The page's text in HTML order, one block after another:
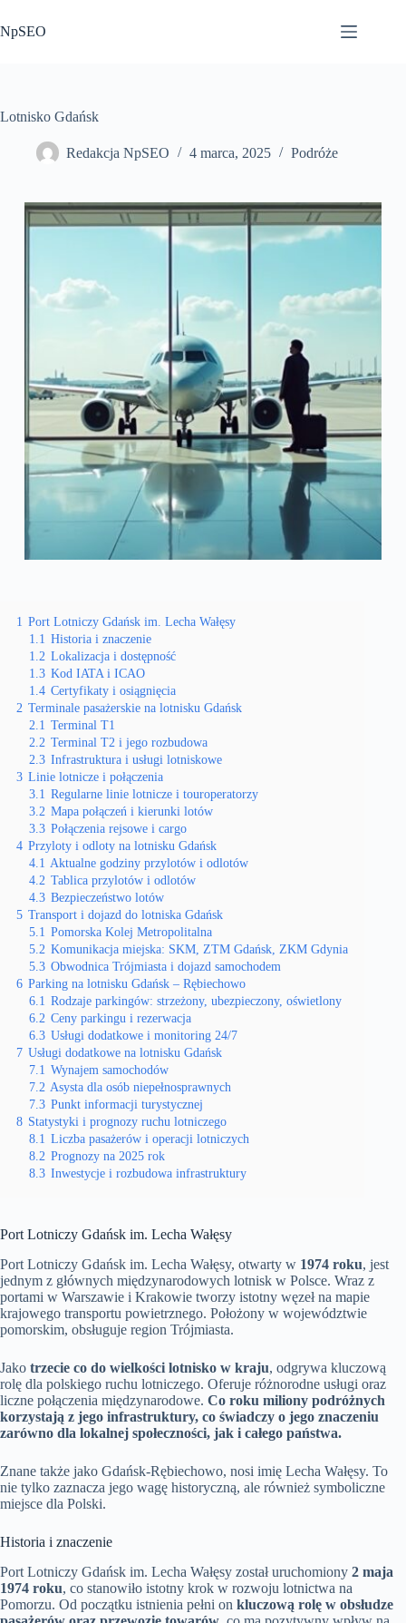
do
treści
NpSEO
Lotnisko Gdańsk
Redakcja NpSEO 4 marca, 2025 Podróże
1 Port Lotniczy Gdańsk im. Lecha Wałęsy
1.1 Historia i znaczenie
1.2 Lokalizacja i dostępność
1.3 Kod IATA i ICAO
1.4 Certyfikaty i osiągnięcia
2 Terminale pasażerskie na lotnisku Gdańsk
2.1 Terminal T1
2.2 Terminal T2 i jego rozbudowa
2.3 Infrastruktura i usługi lotniskowe
3 Linie lotnicze i połączenia
3.1 Regularne linie lotnicze i touroperatorzy
3.2 Mapa połączeń i kierunki lotów
3.3 Połączenia rejsowe i cargo
4 Przyloty i odloty na lotnisku Gdańsk
4.1 Aktualne godziny przylotów i odlotów
4.2 Tablica przylotów i odlotów
4.3 Bezpieczeństwo lotów
5 Transport i dojazd do lotniska Gdańsk
5.1 Pomorska Kolej Metropolitalna
5.2 Komunikacja miejska: SKM, ZTM Gdańsk, ZKM Gdynia
5.3 Obwodnica Trójmiasta i dojazd samochodem
6 Parking na lotnisku Gdańsk – Rębiechowo
6.1 Rodzaje parkingów: strzeżony, ubezpieczony, oświetlony
6.2 Ceny parkingu i rezerwacja
6.3 Usługi dodatkowe i monitoring 24/7
7 Usługi dodatkowe na lotnisku Gdańsk
7.1 Wynajem samochodów
7.2 Asysta dla osób niepełnosprawnych
7.3 Punkt informacji turystycznej
8 Statystyki i prognozy ruchu lotniczego
8.1 Liczba pasażerów i operacji lotniczych
8.2 Prognozy na 2025 rok
8.3 Inwestycje i rozbudowa infrastruktury
Port Lotniczy Gdańsk im. Lecha Wałęsy
Port Lotniczy Gdańsk im. Lecha Wałęsy, otwarty w 1974 roku, jest
jednym z głównych międzynarodowych lotnisk w Polsce. Wraz z
portami w Warszawie i Krakowie tworzy istotny węzeł na mapie
krajowego transportu powietrznego. Położony w województwie
pomorskim, obsługuje region Trójmiasta.
Jako trzecie co do wielkości lotnisko w kraju, odgrywa kluczową
rolę dla polskiego ruchu lotniczego. Oferuje różnorodne usługi oraz
liczne połączenia międzynarodowe. Co roku miliony podróżnych
korzystają z jego infrastruktury, co świadczy o jego znaczeniu
zarówno dla lokalnej społeczności, jak i całego państwa.
Znane także jako Gdańsk-Rębiechowo, nosi imię Lecha Wałęsy. To
nie tylko zaznacza jego wagę historyczną, ale również symboliczne
miejsce dla Polski.
Historia i znaczenie
Port Lotniczy Gdańsk im. Lecha Wałęsy został uruchomiony 2 maja
1974 roku, co stanowiło istotny krok w rozwoju lotnictwa na
Pomorzu. Od początku istnienia pełni on kluczową rolę w obsłudze